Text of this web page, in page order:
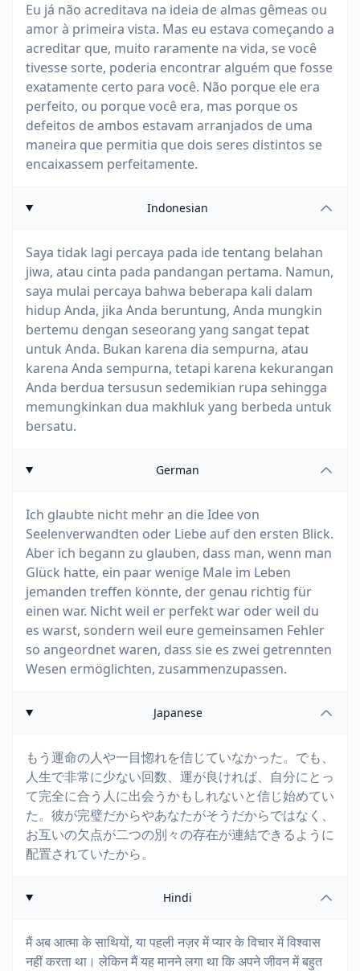
Eu já não acreditava na ideia de almas gêmeas ou
amor à primeira vista. Mas eu estava começando a
acreditar que, muito raramente na vida, se você
tivesse sorte, poderia encontrar alguém que fosse
exatamente certo para você. Não porque ele era
perfeito, ou porque você era, mas porque os
defeitos de ambos estavam arranjados de uma
maneira que permitia que dois seres distintos se
encaixassem perfeitamente.
Indonesian
Saya tidak lagi percaya pada ide tentang belahan
jiwa, atau cinta pada pandangan pertama. Namun,
saya mulai percaya bahwa beberapa kali dalam
hidup Anda, jika Anda beruntung, Anda mungkin
bertemu dengan seseorang yang sangat tepat
untuk Anda. Bukan karena dia sempurna, atau
karena Anda sempurna, tetapi karena kekurangan
Anda berdua tersusun sedemikian rupa sehingga
memungkinkan dua makhluk yang berbeda untuk
bersatu.
German
Ich glaubte nicht mehr an die Idee von
Seelenverwandten oder Liebe auf den ersten Blick.
Aber ich begann zu glauben, dass man, wenn man
Glück hatte, ein paar wenige Male im Leben
jemanden treffen könnte, der genau richtig für
einen war. Nicht weil er perfekt war oder weil du
es warst, sondern weil eure gemeinsamen Fehler
so angeordnet waren, dass sie es zwei getrennten
Wesen ermöglichten, zusammenzupassen.
Japanese
もう運命の人や一目惚れを信じていなかった。でも、
人生で非常に少ない回数、運が良ければ、自分にとっ
て完全に合う人に出会うかもしれないと信じ始めてい
た。彼が完璧だからやあなたがそうだからではなく、
お互いの欠点が二つの別々の存在が連結できるように
配置されていたから。
Hindi
मैं अब आत्मा के साथियों, या पहली नज़र में प्यार के विचार में विश्वास
नहीं करता था। लेकिन मैं यह मानने लगा था कि अपने जीवन में बहुत